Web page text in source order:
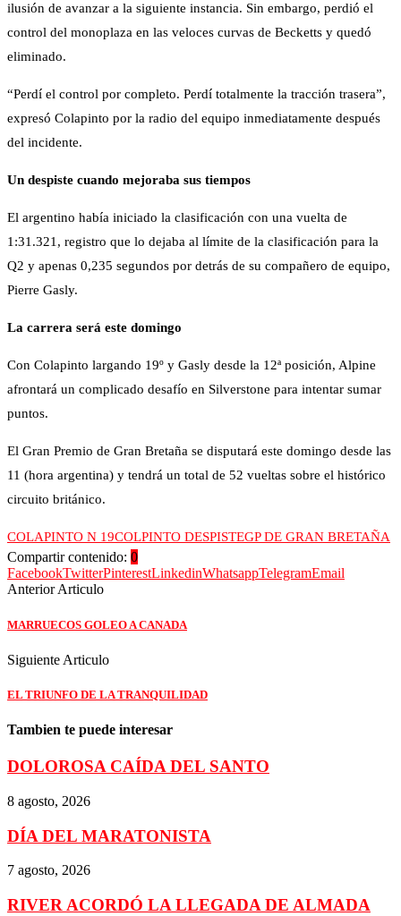
ilusión de avanzar a la siguiente instancia. Sin embargo, perdió el
control del monoplaza en las veloces curvas de Becketts y quedó
eliminado.
“Perdí el control por completo. Perdí totalmente la tracción trasera”,
expresó Colapinto por la radio del equipo inmediatamente después
del incidente.
Un despiste cuando mejoraba sus tiempos
El argentino había iniciado la clasificación con una vuelta de
1:31.321, registro que lo dejaba al límite de la clasificación para la
Q2 y apenas 0,235 segundos por detrás de su compañero de equipo,
Pierre Gasly.
La carrera será este domingo
Con Colapinto largando 19º y Gasly desde la 12ª posición, Alpine
afrontará un complicado desafío en Silverstone para intentar sumar
puntos.
El Gran Premio de Gran Bretaña se disputará este domingo desde las
11 (hora argentina) y tendrá un total de 52 vueltas sobre el histórico
circuito británico.
COLAPINTO N 19COLPINTO DESPISTEGP DE GRAN BRETAÑA
Compartir contenido: 0
FacebookTwitterPinterestLinkedinWhatsappTelegramEmail
Anterior Articulo
MARRUECOS GOLEO A CANADA
Siguiente Articulo
EL TRIUNFO DE LA TRANQUILIDAD
Tambien te puede interesar
DOLOROSA CAÍDA DEL SANTO
8 agosto, 2026
DÍA DEL MARATONISTA
7 agosto, 2026
RIVER ACORDÓ LA LLEGADA DE ALMADA